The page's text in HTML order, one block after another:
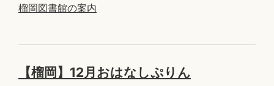
榴岡図書館の案内
【榴岡】12月おはなしぷりん